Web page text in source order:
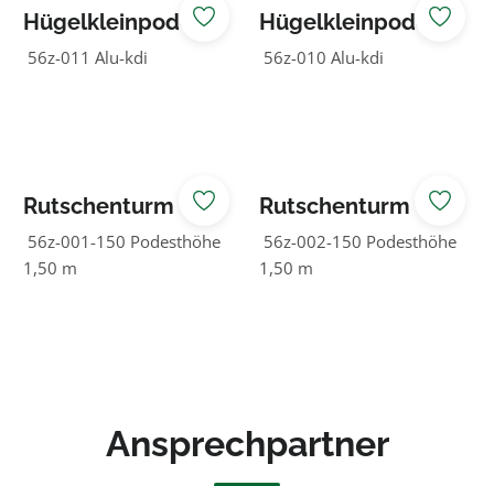
Hügelkleinpodest
für Rutschen 100
56z-011 Alu-kdi
Hügelkleinpodest
für Rutschen 50
56z-010 Alu-kdi
Rutschenturm
0,50 m breit
56z-001-150 Podesthöhe
1,50 m
Rutschenturm
1,00 m breit
56z-002-150 Podesthöhe
1,50 m
Ansprechpartner